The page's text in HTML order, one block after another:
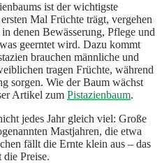
ist der wichtigste
Mal Früchte trägt, vergehen
denen Bewässerung, Pflege und
geerntet wird. Dazu kommt
brauchen männliche und
tragen Früchte, während
sorgen. Wie der Baum wächst
Artikel zum Pistazienbaum.
jedes Jahr gleich viel: Große
Mastjahren, die etwa
fällt die Ernte klein aus – das
Preise.